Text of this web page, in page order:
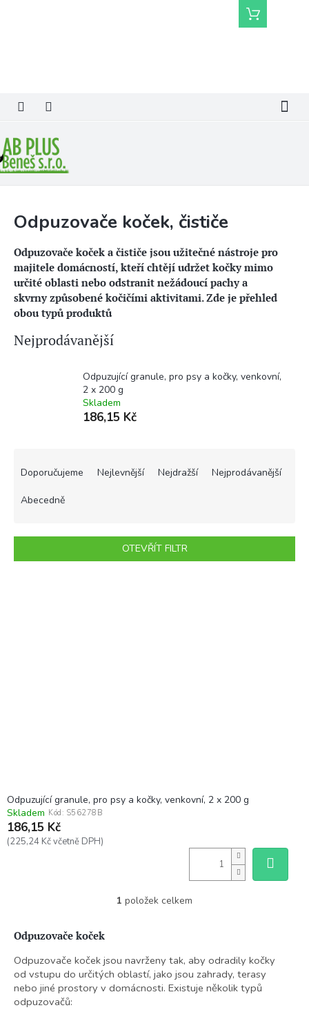
Nákupní
košík
Odpuzovače koček, čističe
Odpuzovače koček a čističe jsou užitečné nástroje pro
majitele domácností, kteří chtějí udržet kočky mimo
určité oblasti nebo odstranit nežádoucí pachy a
skvrny způsobené kočičími aktivitami. Zde je přehled
obou typů produktů
Nejprodávanější
Odpuzující granule, pro psy a kočky, venkovní,
2 x 200 g
Skladem
186,15 Kč
r
Doporučujeme Nejlevnější Nejdražší Nejprodávanější
Abecedně
OTEVŘÍT FILTR
Odpuzující granule, pro psy a kočky, venkovní, 2 x 200 g
Skladem Kód: S56278B
186,15 Kč
(225,24 Kč včetně DPH)
O
d
a
c
1 položek celkem
Odpuzovače koček
Odpuzovače koček jsou navrženy tak, aby odradily kočky
od vstupu do určitých oblastí, jako jsou zahrady, terasy
nebo jiné prostory v domácnosti. Existuje několik typů
odpuzovačů: